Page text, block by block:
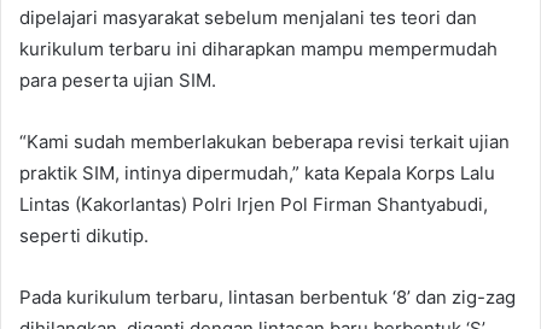
dipelajari masyarakat sebelum menjalani tes teori dan
kurikulum terbaru ini diharapkan mampu mempermudah
para peserta ujian SIM.
“Kami sudah memberlakukan beberapa revisi terkait ujian
praktik SIM, intinya dipermudah,” kata Kepala Korps Lalu
Lintas (Kakorlantas) Polri Irjen Pol Firman Shantyabudi,
seperti dikutip.
Pada kurikulum terbaru, lintasan berbentuk ‘8’ dan zig-zag